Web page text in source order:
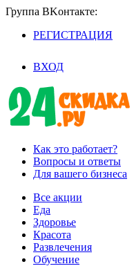
Группа BKoнтaктe:
РЕГИСТРАЦИЯ
ВХОД
Как это работает?
Вопросы и ответы
Для вашего бизнеса
Все акции
Еда
Здоровье
Красота
Развлечения
Обучение